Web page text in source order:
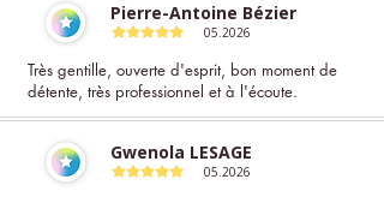
Pierre-Antoine Bézier
05.2026
Très gentille, ouverte d'esprit, bon moment de
détente, très professionnel et à l'écoute.
Gwenola LESAGE
05.2026